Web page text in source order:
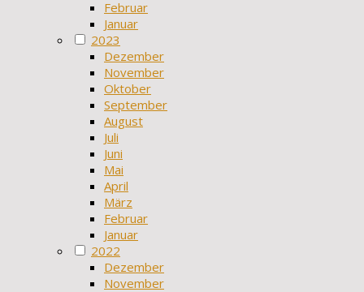
Februar
Januar
2023
Dezember
November
Oktober
September
August
Juli
Juni
Mai
April
März
Februar
Januar
2022
Dezember
November